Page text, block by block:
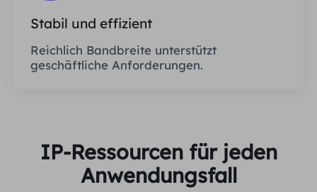
Stabil und effizient
Reichlich Bandbreite unterstützt
geschäftliche Anforderungen.
IP-Ressourcen für jeden
Anwendungsfall